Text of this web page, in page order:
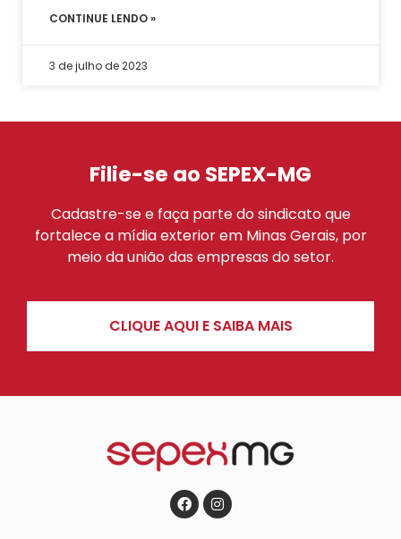
CONTINUE LENDO »
3 de julho de 2023
Filie-se ao SEPEX-MG
Cadastre-se e faça parte do sindicato que
fortalece a mídia exterior em Minas Gerais, por
meio da união das empresas do setor.
CLIQUE AQUI E SAIBA MAIS